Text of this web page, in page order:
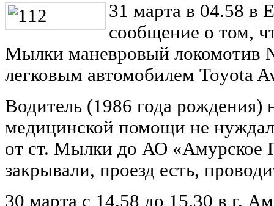
31 марта в 04.58 в
сообщение о том,
Мылки маневровый локомотив
легковым автомобилем Toyota
Водитель (1986 года рождения)
медицинской помощи не
от ст. Мылки до АО «Амурское
закрывали, проезд есть,
30 марта с 14.58 до 15.30 в г.